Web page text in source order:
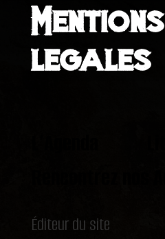
Mentions
legales
Éditeur du site